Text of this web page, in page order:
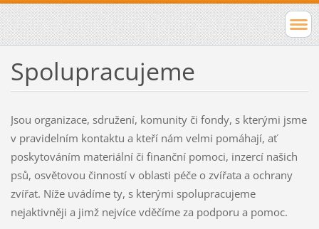
Spolupracujeme
Jsou organizace, sdružení, komunity či fondy, s kterými jsme
v pravidelním kontaktu a kteří nám velmi pomáhají, ať
poskytováním materiální či finanční pomoci, inzercí našich
psů, osvětovou činností v oblasti péče o zvířata a ochrany
zvířat. Níže uvádíme ty, s kterými spolupracujeme
nejaktivněji a jimž nejvíce vděčíme za podporu a pomoc.